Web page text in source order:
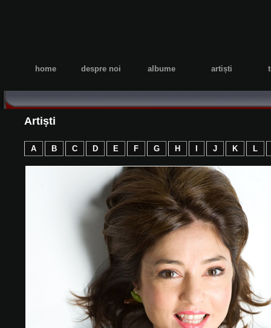
home despre noi albume artiști
Artiști
A B C D E F G H J K L